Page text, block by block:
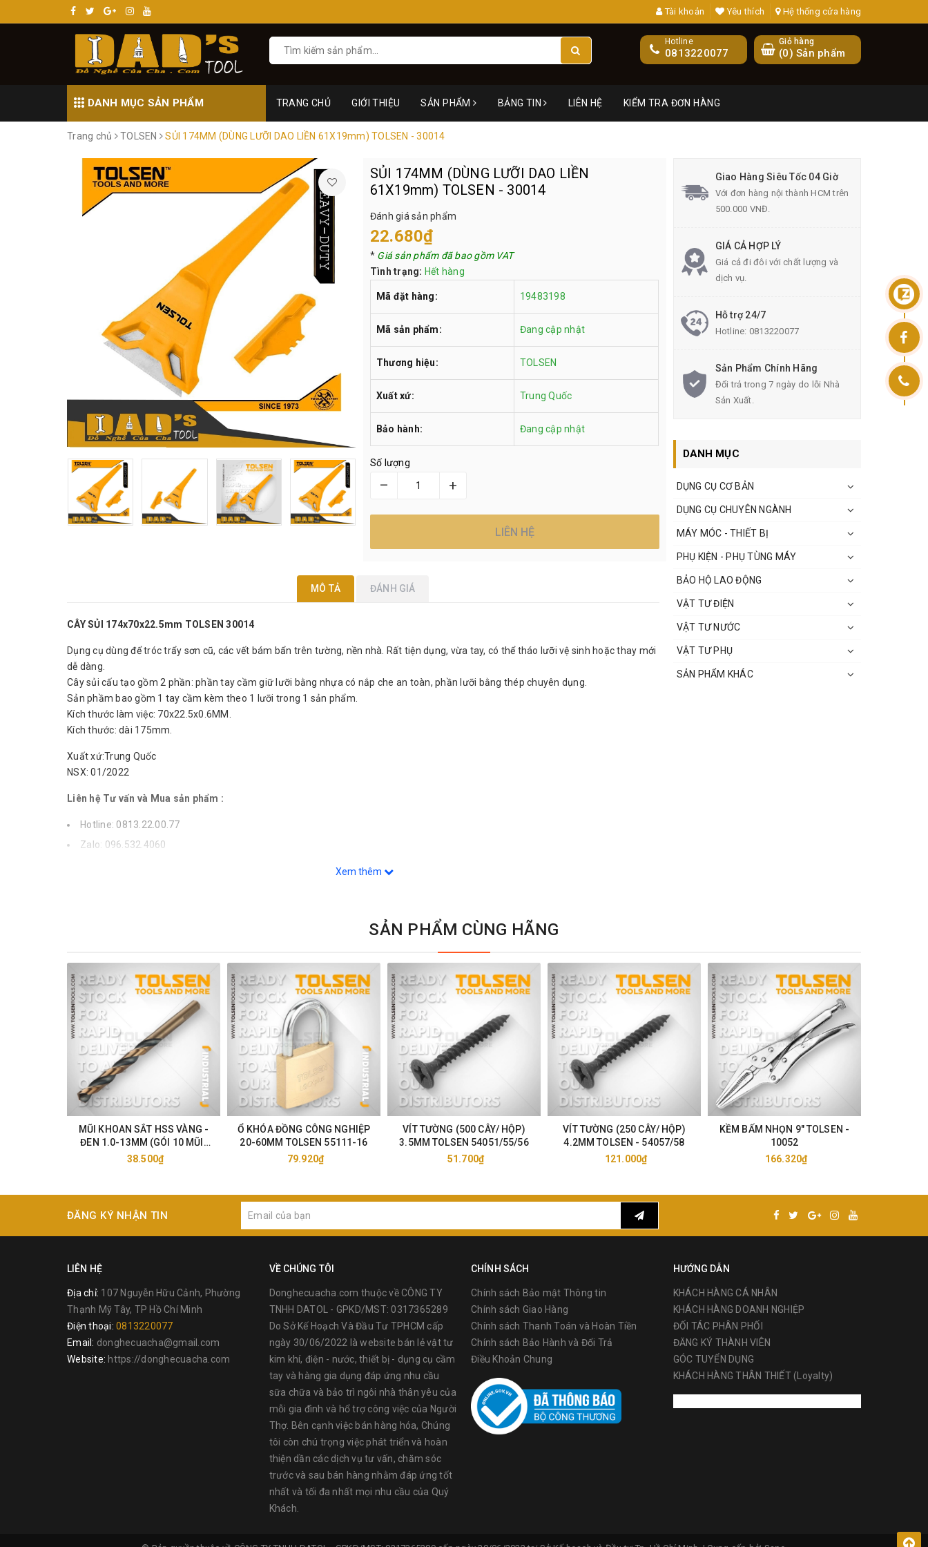
Tài khoản Yêu thích Hệ thống cửa hàng
Giỏ hàng
(0) Sản phẩm
Hotline
0813220077
DANH MỤC SẢN PHẨM TRANG CHỦ GIỚI THIỆU SẢN PHẨM BẢNG TIN LIÊN HỆ KIỂM TRA ĐƠN HÀNG
Trang chủ TOLSEN SỦI 174MM (DÙNG LƯỠI DAO LIỀN 61X19mm) TOLSEN - 30014
SỦI 174MM (DÙNG LƯỠI DAO LIỀN
61X19mm) TOLSEN - 30014
Đánh giá sản phẩm
22.680₫
* Giá sản phẩm đã bao gồm VAT
Tình trạng: Hết hàng
Mã đặt hàng: 19483198
Mã sản phẩm: Đang cập nhật
Thương hiệu: TOLSEN
Xuất xứ: Trung Quốc
Bảo hành: Đang cập nhật
Số lượng
– +
LIÊN HỆ
MÔ TẢ ĐÁNH GIÁ
CÂY SỦI 174x70x22.5mm TOLSEN 30014
Dụng cụ dùng để tróc trẩy sơn cũ, các vết bám bẩn trên tường, nền nhà. Rất tiện dụng, vừa tay, có thể tháo lưỡi vệ sinh hoặc thay mới
dễ dàng.
Cây sủi cấu tạo gồm 2 phần: phần tay cầm giữ lưỡi bằng nhựa có nắp che an toàn, phần lưỡi bằng thép chuyên dụng.
Sản phầm bao gồm 1 tay cầm kèm theo 1 lưỡi trong 1 sản phẩm.
Kích thước làm việc: 70x22.5x0.6MM.
Kích thước: dài 175mm.
Xuất xứ:Trung Quốc
NSX: 01/2022
Liên hệ Tư vấn và Mua sản phẩm :
Hotline: 0813.22.00.77
Zalo: 096.532.4060
TOLSEN là một thương hiệu nổi tiếng ở Châu Âu, các sảnphẩm của TOLSEN được sử dụng rộng rãi tại các nước trên thế giới bao gồm
cả Bắc Mỹ, Châu Mỹ La Tinh, Trung Đông …, với nhà máy sản xuất tại China, nên giáthành sản phẩm có ưu thế dễ chấp nhận hơn các
sản phẩm tương tự nhưng sản xuấttại các quốc gia khác, bảm bảo tuyệt đối, đạt đầy đủ tiêu chuẩn và chất lượngcho thị trường Châu
Dụng cụ TOLSEN chuyên cung cấp các mặt hàng như: dụngcụ cơ khí, vật dụng PPE, dụng cụ chuyên dụng cho ngành điện, vật dụng
đo lường,túi đựng chuyên dụng... Các sản phẩm của Tolsen đều trải qua quá trình nghiên cứukỹ lưỡng trước khi đưa vào sản xuất,
đáp ứng đầy đủ các tiêu chuẩn về mặt vậtliệu, thiết kế, tính ứng dụng, giá cả. Tiếp đó, đội ngũ chuyên viên sẽ tiếnhành kiểm tra
đưa vào thị trường,đặc biệt là quá trình thử nghiệm về độ chống gỉ cao. Công nghệ sản xuất hiện đạivà được cải tiến liên tục nhằm
Xem thêm
Giao Hàng Siêu Tốc 04 Giờ
Với đơn hàng nội thành HCM trên
500.000 VNĐ.
GIÁ CẢ HỢP LÝ
Giá cả đi đôi với chất lượng và
dịch vụ.
Hỗ trợ 24/7
Hotline: 0813220077
Sản Phẩm Chính Hãng
Đổi trả trong 7 ngày do lỗi Nhà
Sản Xuất.
DANH MỤC
DỤNG CỤ CƠ BẢN
DỤNG CỤ CHUYÊN NGÀNH
MÁY MÓC - THIẾT BỊ
PHỤ KIỆN - PHỤ TÙNG MÁY
BẢO HỘ LAO ĐỘNG
VẬT TƯ ĐIỆN
VẬT TƯ NƯỚC
VẬT TƯ PHỤ
SẢN PHẨM KHÁC
SẢN PHẨM CÙNG HÃNG
MŨI KHOAN SẮT HSS VÀNG -
ĐEN 1.0-13MM (GÓI 10 MŨI)
TOLSEN 75105-33
38.500₫
Ổ KHÓA ĐỒNG CÔNG NGHIỆP
20-60MM TOLSEN 55111-16
79.920₫
VÍT TƯỜNG (500 CÂY/ HỘP)
3.5MM TOLSEN 54051/55/56
51.700₫
VÍT TƯỜNG (250 CÂY/ HỘP)
4.2MM TOLSEN - 54057/58
121.000₫
KỀM BẤM NHỌN 9" TOLSEN -
10052
166.320₫
ĐĂNG KÝ NHẬN TIN
LIÊN HỆ
Địa chỉ: 107 Nguyễn Hữu Cảnh, Phường
Thạnh Mỹ Tây, TP Hồ Chí Minh
Điện thoại: 0813220077
Email: donghecuacha@gmail.com
Website: https://donghecuacha.com
VỀ CHÚNG TÔI
Donghecuacha.com thuộc về CÔNG TY
TNHH DATOL - GPKD/MST: 0317365289
Do Sở Kế Hoạch Và Đầu Tư TPHCM cấp
ngày 30/06/2022 là website bán lẻ vật tư
kim khí, điện - nước, thiết bị - dụng cụ cầm
tay và hàng gia dụng đáp ứng nhu cầu
sữa chữa và bảo trì ngôi nhà thân yêu của
mỗi gia đình và hổ trợ công việc của Người
Thợ. Bên cạnh việc bán hàng hóa, Chúng
tôi còn chú trọng việc phát triển và hoàn
thiện dần các dịch vụ tư vấn, chăm sóc
trước và sau bán hàng nhằm đáp ứng tốt
nhất và tối đa nhất mọi nhu cầu của Quý
Khách.
CHÍNH SÁCH
Chính sách Bảo mật Thông tin
Chính sách Giao Hàng
Chính sách Thanh Toán và Hoàn Tiền
Chính sách Bảo Hành và Đổi Trả
Điều Khoản Chung
HƯỚNG DẪN
KHÁCH HÀNG CÁ NHÂN
KHÁCH HÀNG DOANH NGHIỆP
ĐỐI TÁC PHÂN PHỐI
ĐĂNG KÝ THÀNH VIÊN
GÓC TUYỂN DỤNG
KHÁCH HÀNG THÂN THIẾT (Loyalty)